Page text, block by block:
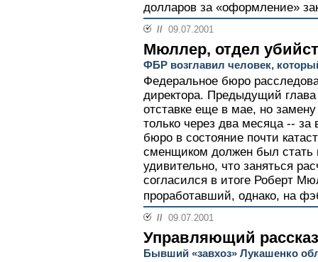
долларов за «оформление»
// 09.07.2001
Мюллер, отдел
ФБР возглавил человек,
Федеральное бюро
директора. Предыдущий
отставке еще в мае, но
только через два месяца --
бюро в состояние почти
сменщиком должен был стать
удивительно, что заняться
согласился в итоге Роберт
проработавший, однако, на
// 09.07.2001
Управляющий
Бывший «завхоз» Лукашенко